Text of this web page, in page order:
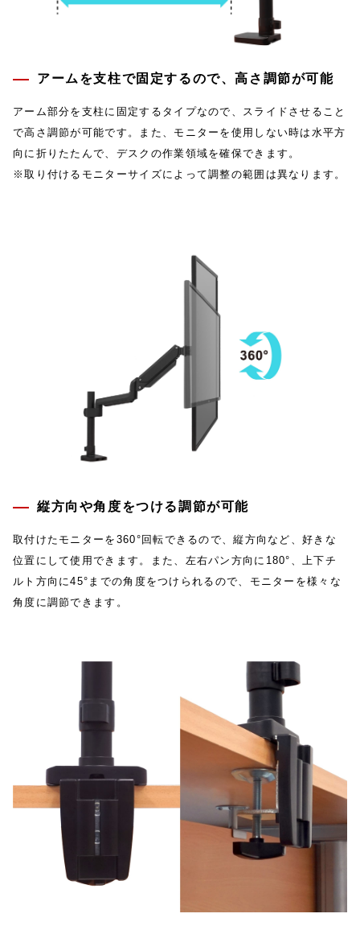
アームを支柱で固定するので、高さ調節が可能
アーム部分を支柱に固定するタイプなので、スライドさせること
で高さ調節が可能です。また、モニターを使用しない時は水平方
向に折りたたんで、デスクの作業領域を確保できます。
※取り付けるモニターサイズによって調整の範囲は異なります。
縦方向や角度をつける調節が可能
取付けたモニターを360°回転できるので、縦方向など、好きな
位置にして使用できます。また、左右パン方向に180°、上下チ
ルト方向に45°までの角度をつけられるので、モニターを様々な
角度に調節できます。